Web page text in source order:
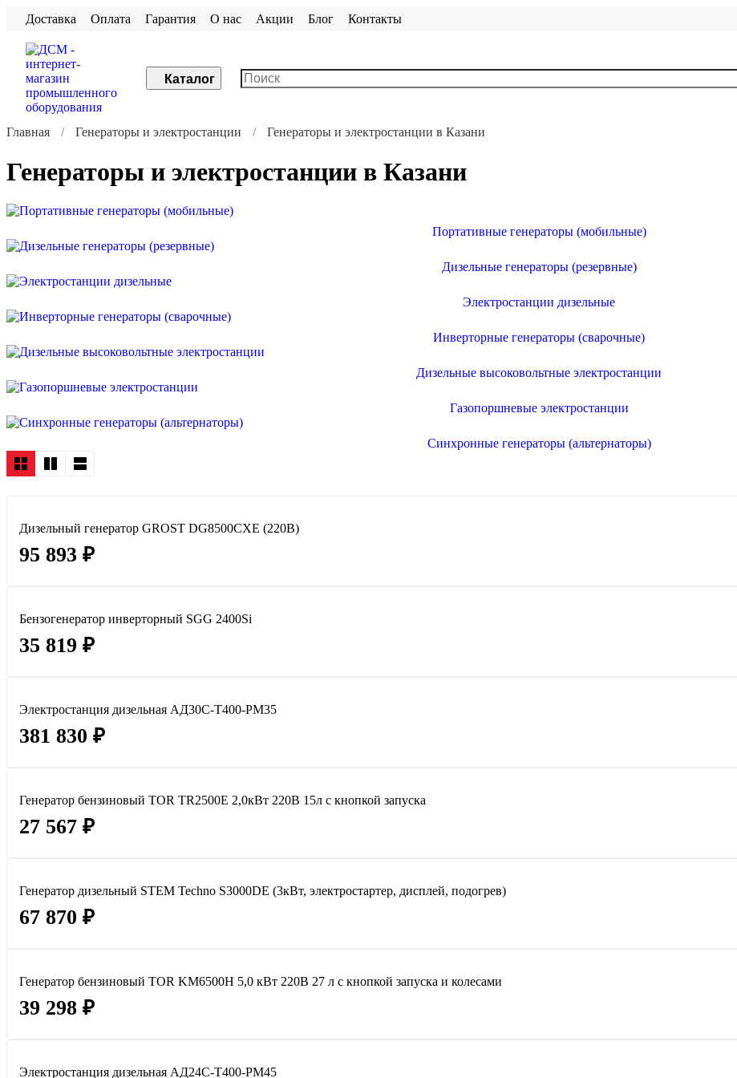
Доставка Оплата Гарантия О нас Акции Блог Контакты
Каталог
Главная Генераторы и электростанции Генераторы и электростанции в Казани
Генераторы и электростанции в Казани
Портативные генераторы (мобильные)
Дизельные генераторы (резервные)
Электростанции дизельные
Инверторные генераторы (сварочные)
Дизельные высоковольтные электростанции
Газопоршневые электростанции
Синхронные генераторы (альтернаторы)
Дизельный генератор GROST DG8500CXE (220В)
95 893 ₽
Бензогенератор инверторный SGG 2400Si
35 819 ₽
Электростанция дизельная АД30С-Т400-РМ35
381 830 ₽
Генератор бензиновый TOR TR2500E 2,0кВт 220В 15л с кнопкой запуска
27 567 ₽
Генератор дизельный STEM Techno S3000DE (3кВт, электростартер, дисплей, подогрев)
67 870 ₽
Генератор бензиновый TOR KM6500H 5,0 кВт 220В 27 л с кнопкой запуска и колесами
39 298 ₽
Электростанция дизельная АД24С-Т400-РМ45